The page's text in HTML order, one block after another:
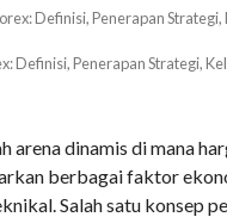
Definisi, Penerapan Strategi,
arena dinamis di mana
berbagai faktor
Salah satu konsep